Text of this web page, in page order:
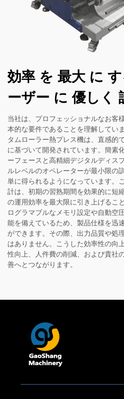
効率 を 最大 に
ーザー に 優しく
当社は、プロフェッショナルなお客
本的な要件であることを理解してい
タムローラー熱プレス機は、直感的
に基づいて開発されています。簡素
ーフェースと高精細デジタルディス
ルレベルのオペレーターが最小限の
単に得られるようになっています。
計は、初期の習熟期間を効果的に短
の運用効率を最大限に引き上げるこ
ログラマブルなメモリ設定や自動空
能を備えているため、製品仕様を迅
ができます。その際、出力品質や処
はありません。こうした効率性の向
性向上、人件費の削減、および貴社
善へとつながります。